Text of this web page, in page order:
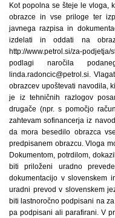
Kot popolna se šteje le vloga,
obrazce in vse priloge ter
javnega razpisa in
izdelati in oddati na
http://www.petrol.si/za-
podlagi naročila
linda.radoncic@petrol.si.
obrazcev upoštevati navodila,
je iz tehničnih razlogov
drugače (npr. s pomočjo
zahtevam sofinancerja iz
da mora besedilo obrazca
predpisanem obrazcu. Vloga
Dokumentom, potrdilom,
biti priloženi uradno
dokumentacijo v slovenskem
uradni prevod v slovenskem
biti lastnoročno podpisani na
pa podpisani ali parafirani. V